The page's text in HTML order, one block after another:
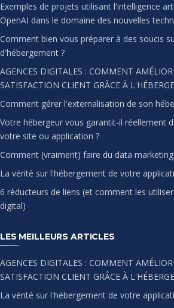
Exemples de projets utilisant l'intelligence
OpenAI dans le domaine des nouvelles
Comment bien vous préparer à des soucis
d'hébergement ?
AGENCES DIGITALES : COMMENT
SATISFACTION CLIENT GRÂCE À
Comment gérer l'externalisation de son
Votre hébergeur vous garantit-il réellement
votre site ou application ?
Comment (vraiment) faire du data marketing
La vérité sur l'hébergement de votre
6 réducteurs de liens (et comment les
digital)
LES MEILLEURS ARTICLES
AGENCES DIGITALES : COMMENT
SATISFACTION CLIENT GRÂCE À
La vérité sur l'hébergement de votre